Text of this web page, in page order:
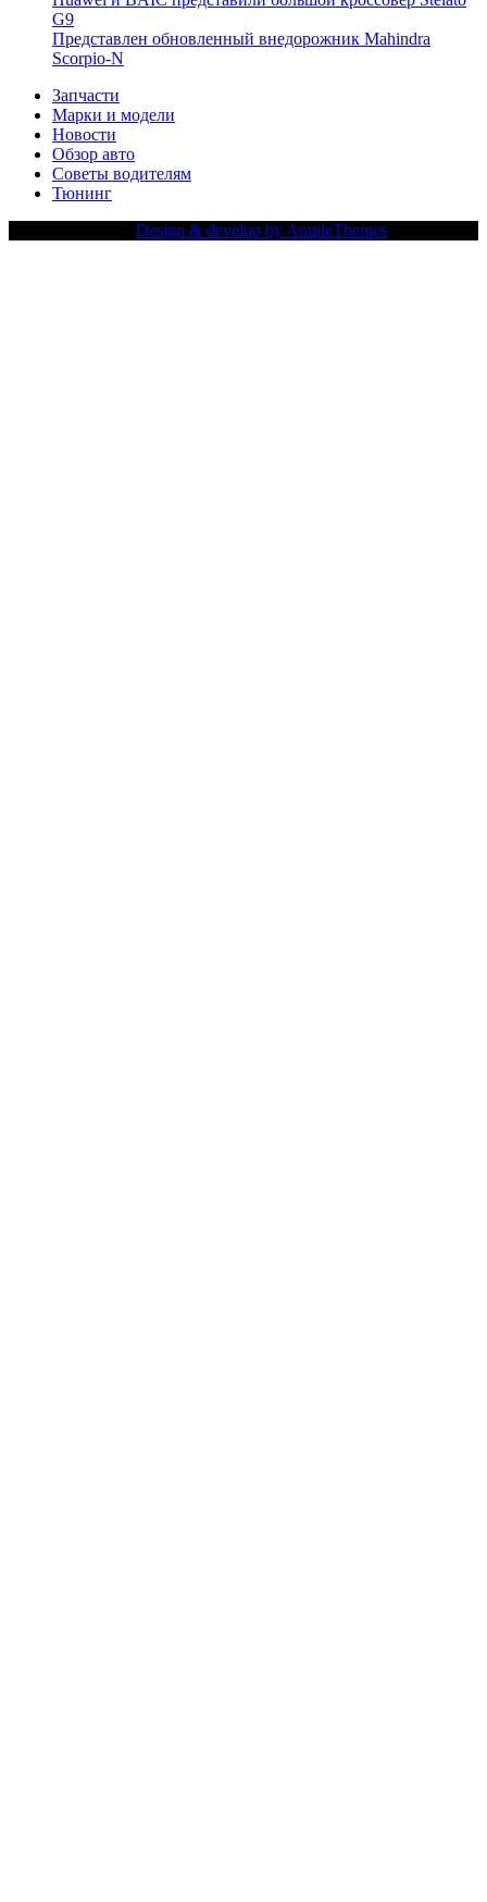
G9
Представлен обновленный внедорожник Mahindra
Scorpio-N
Запчасти
Марки и модели
Новости
Обзор авто
Советы водителям
Тюнинг
Design & develop by AmpleThemes